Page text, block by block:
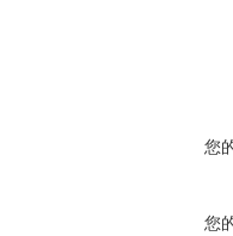
您
您